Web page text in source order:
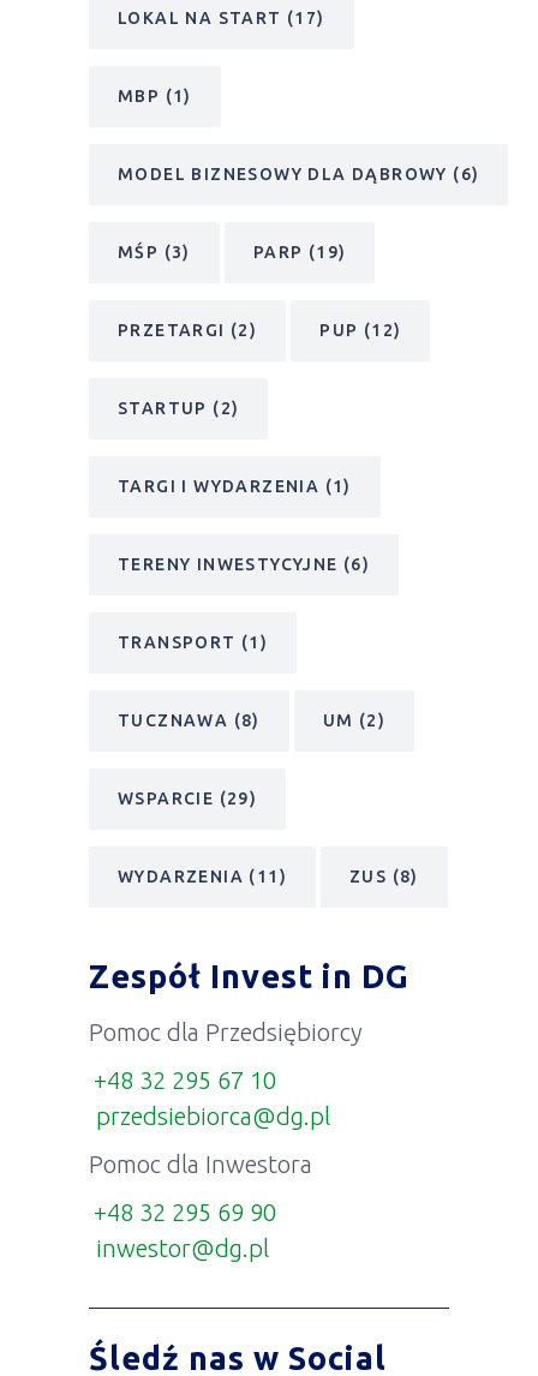
LOKAL NA START (17)
MBP (1)
MODEL BIZNESOWY DLA DĄBROWY (6)
MŚP (3) PARP (19)
PRZETARGI (2) PUP (12)
STARTUP (2)
TARGI I WYDARZENIA (1)
TERENY INWESTYCYJNE (6)
TRANSPORT (1)
TUCZNAWA (8) UM (2)
WSPARCIE (29)
WYDARZENIA (11) ZUS (8)
Zespół Invest in DG
Pomoc dla Przedsiębiorcy
+48 32 295 67 10
przedsiebiorca@dg.pl
Pomoc dla Inwestora
+48 32 295 69 90
inwestor@dg.pl
Śledź nas w Social